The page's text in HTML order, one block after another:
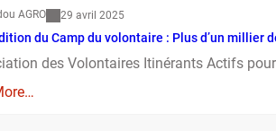
AGRO 29 avril 2025
du Camp du volontaire : Plus d’un
des Volontaires Itinérants Actifs